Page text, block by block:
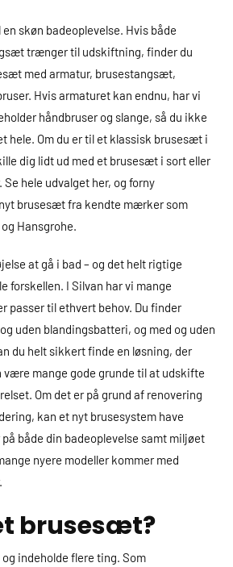
skøn badeoplevelse. Hvis både
trænger til udskiftning, finder du
med armatur, brusestangsæt,
Hvis armaturet kan endnu, har vi
håndbruser og slange, så du ikke
hele. Om du er til et klassisk brusesæt i
dig lidt ud med et brusesæt i sort eller
hele udvalget her, og forny
brusesæt fra kendte mærker som
Hansgrohe.
at gå i bad – og det helt rigtige
forskellen. I Silvan har vi mange
passer til ethvert behov. Du finder
uden blandingsbatteri, og med og uden
du helt sikkert finde en løsning, der
være mange gode grunde til at udskifte
Om det er på grund af renovering
kan et nyt brusesystem have
både din badeoplevelse samt miljøet
nyere modeller kommer med
brusesæt?
indeholde flere ting. Som